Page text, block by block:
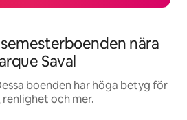
nära
Saval
boenden har höga betyg för
renlighet och mer.